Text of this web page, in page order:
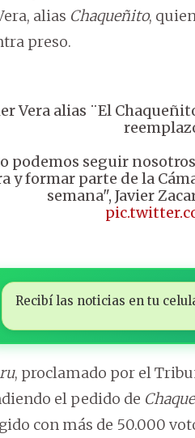
alias Chaqueñito,
preso.
Vera alias ¨El
podemos seguir
y formar parte de la
semana", Javier
Recibí las noticias en tu
, proclamado por el
el pedido de
con más de 50.000